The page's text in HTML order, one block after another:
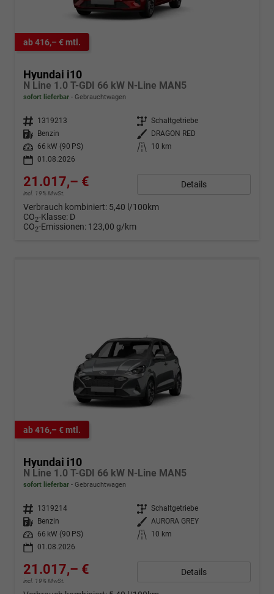
ab 416,– € mtl.
Hyundai i10
N Line 1.0 T-GDI 66 kW N-Line MAN5
sofort lieferbar Gebrauchtwagen
Fahrzeugnr. 1319213 Getriebe Schaltgetriebe
Kraftstoff
Benzin Außenfarbe
DRAGON RED
Leistung
66 kW (90 PS) Kilometerstand
10 km
01.08.2026
21.017,– €
incl. 19% MwSt.
Details
Verbrauch kombiniert: 5,40 l/100km
CO2-Klasse: D
CO2-Emissionen: 123,00 g/km
ab 416,– € mtl.
Hyundai i10
N Line 1.0 T-GDI 66 kW N-Line MAN5
sofort lieferbar Gebrauchtwagen
Fahrzeugnr. 1319214 Getriebe Schaltgetriebe
Kraftstoff
Benzin Außenfarbe AURORA GREY
Leistung
66 kW (90 PS) Kilometerstand
10 km
01.08.2026
21.017,– €
incl. 19% MwSt.
Details